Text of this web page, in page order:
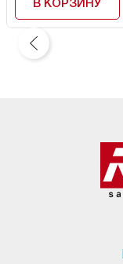
В КОРЗИНУ